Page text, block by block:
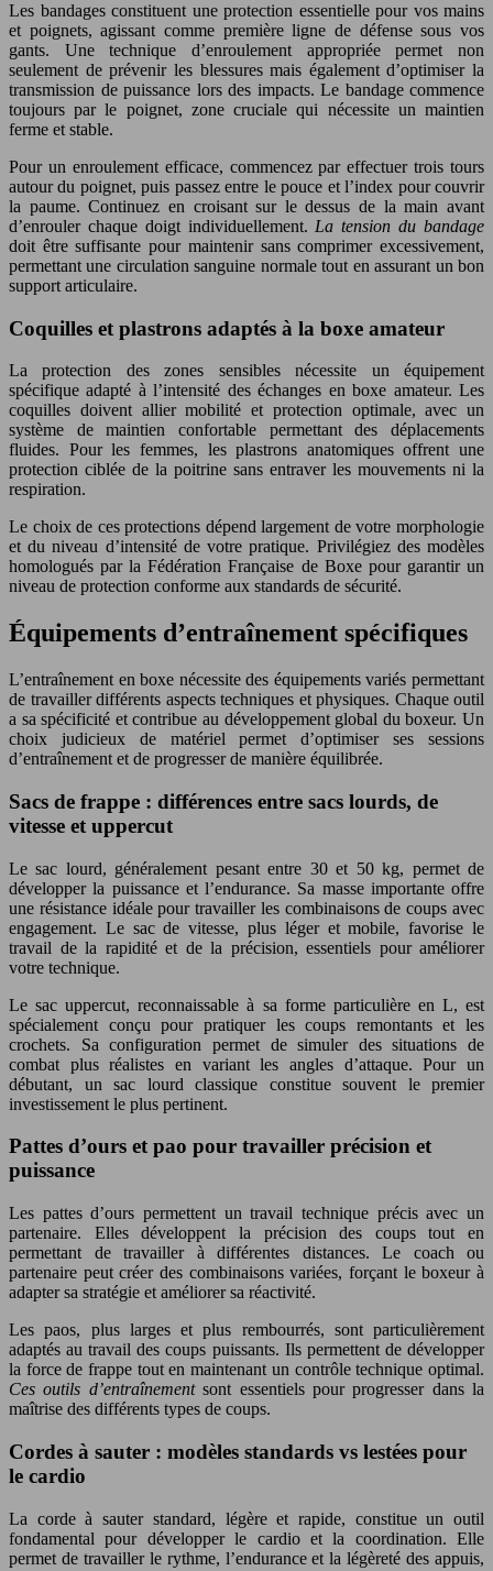
Les bandages constituent une protection essentielle pour vos mains
et poignets, agissant comme première ligne de défense sous vos
gants. Une technique d’enroulement appropriée permet non
seulement de prévenir les blessures mais également d’optimiser la
transmission de puissance lors des impacts. Le bandage commence
toujours par le poignet, zone cruciale qui nécessite un maintien
ferme et stable.
Pour un enroulement efficace, commencez par effectuer trois tours
autour du poignet, puis passez entre le pouce et l’index pour couvrir
la paume. Continuez en croisant sur le dessus de la main avant
d’enrouler chaque doigt individuellement. La tension du bandage
doit être suffisante pour maintenir sans comprimer excessivement,
permettant une circulation sanguine normale tout en assurant un bon
support articulaire.
Coquilles et plastrons adaptés à la boxe amateur
La protection des zones sensibles nécessite un équipement
spécifique adapté à l’intensité des échanges en boxe amateur. Les
coquilles doivent allier mobilité et protection optimale, avec un
système de maintien confortable permettant des déplacements
fluides. Pour les femmes, les plastrons anatomiques offrent une
protection ciblée de la poitrine sans entraver les mouvements ni la
respiration.
Le choix de ces protections dépend largement de votre morphologie
et du niveau d’intensité de votre pratique. Privilégiez des modèles
homologués par la Fédération Française de Boxe pour garantir un
niveau de protection conforme aux standards de sécurité.
Équipements d’entraînement spécifiques
L’entraînement en boxe nécessite des équipements variés permettant
de travailler différents aspects techniques et physiques. Chaque outil
a sa spécificité et contribue au développement global du boxeur. Un
choix judicieux de matériel permet d’optimiser ses sessions
d’entraînement et de progresser de manière équilibrée.
Sacs de frappe : différences entre sacs lourds, de
vitesse et uppercut
Le sac lourd, généralement pesant entre 30 et 50 kg, permet de
développer la puissance et l’endurance. Sa masse importante offre
une résistance idéale pour travailler les combinaisons de coups avec
engagement. Le sac de vitesse, plus léger et mobile, favorise le
travail de la rapidité et de la précision, essentiels pour améliorer
votre technique.
Le sac uppercut, reconnaissable à sa forme particulière en L, est
spécialement conçu pour pratiquer les coups remontants et les
crochets. Sa configuration permet de simuler des situations de
combat plus réalistes en variant les angles d’attaque. Pour un
débutant, un sac lourd classique constitue souvent le premier
investissement le plus pertinent.
Pattes d’ours et pao pour travailler précision et
puissance
Les pattes d’ours permettent un travail technique précis avec un
partenaire. Elles développent la précision des coups tout en
permettant de travailler à différentes distances. Le coach ou
partenaire peut créer des combinaisons variées, forçant le boxeur à
adapter sa stratégie et améliorer sa réactivité.
Les paos, plus larges et plus rembourrés, sont particulièrement
adaptés au travail des coups puissants. Ils permettent de développer
la force de frappe tout en maintenant un contrôle technique optimal.
Ces outils d’entraînementsont essentiels pour progresser dans la
maîtrise des différents types de coups.
Cordes à sauter : modèles standards vs lestées pour
le cardio
La corde à sauter standard, légère et rapide, constitue un outil
fondamental pour développer le cardio et la coordination. Elle
permet de travailler le rythme, l’endurance et la légèreté des appuis,